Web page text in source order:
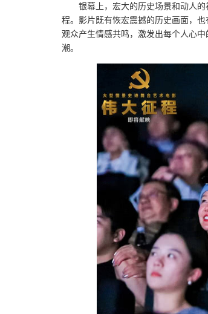
银幕上，宏大的历史场景和动人
程。影片既有恢宏震撼的历史画面，
观众产生情感共鸣，激发出每个人心
潮。